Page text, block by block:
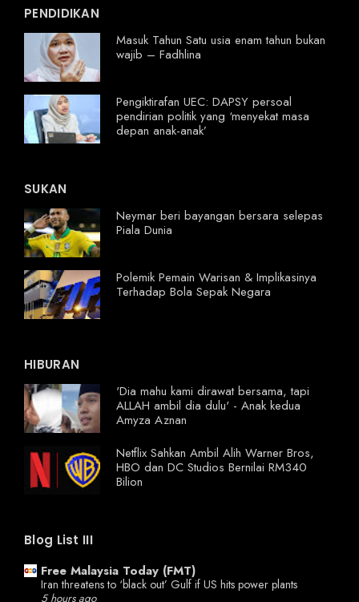
PENDIDIKAN
Masuk Tahun Satu usia enam tahun bukan
wajib – Fadhlina
Pengiktirafan UEC: DAPSY persoal
pendirian politik yang ‘menyekat masa
depan anak-anak’
SUKAN
Neymar beri bayangan bersara selepas
Piala Dunia
Polemik Pemain Warisan & Implikasinya
Terhadap Bola Sepak Negara
HIBURAN
'Dia mahu kami dirawat bersama, tapi
ALLAH ambil dia dulu' - Anak kedua
Amyza Aznan
Netflix Sahkan Ambil Alih Warner Bros,
HBO dan DC Studios Bernilai RM340
Bilion
Blog List III
Free Malaysia Today (FMT)
Iran threatens to ‘black out’ Gulf if US hits power plants
5 hours ago